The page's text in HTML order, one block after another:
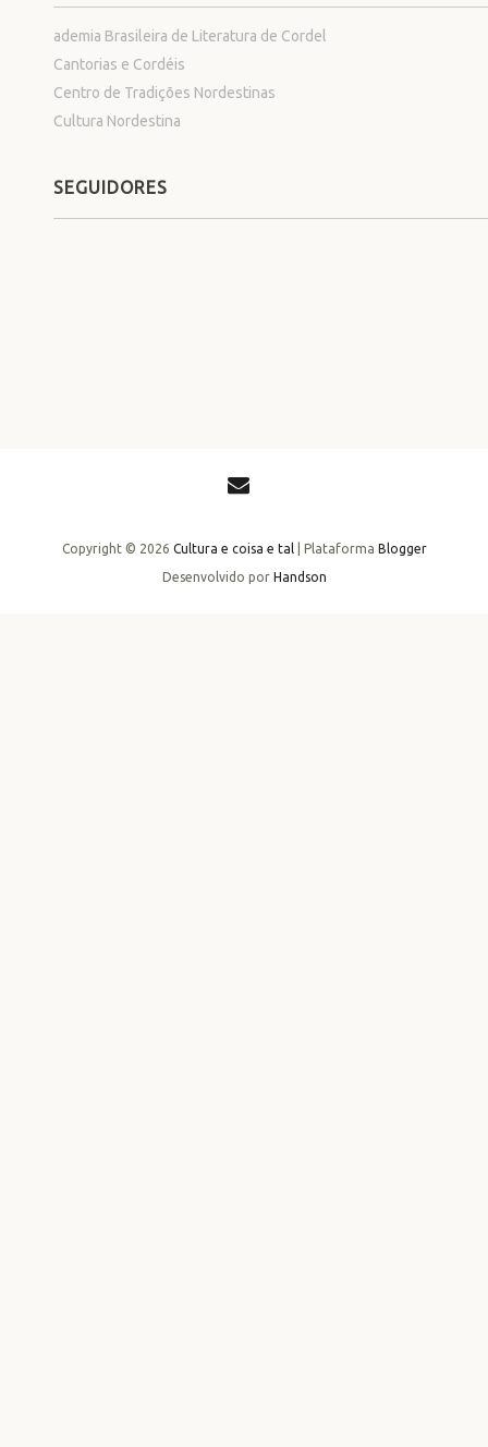
ademia Brasileira de Literatura de Cordel
Cantorias e Cordéis
Centro de Tradições Nordestinas
Cultura Nordestina
SEGUIDORES
Copyright © 2026 Cultura e coisa e tal| Plataforma Blogger
Desenvolvido por Handson